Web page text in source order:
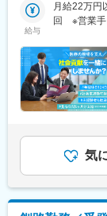
給与
月給22万円
回 ※営業手
気